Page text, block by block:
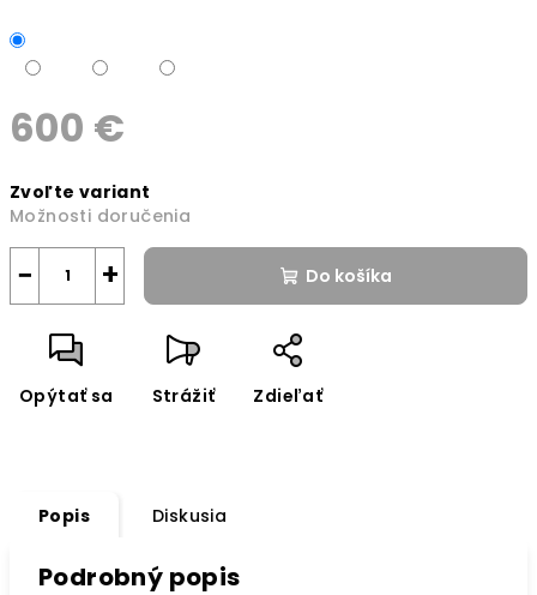
600 €
cena:
Zvoľte variant
Možnosti doručenia
+
− Do košíka
Opýtať sa Strážiť Zdieľať
Popis Diskusia
Podrobný popis